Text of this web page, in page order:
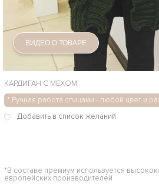
ВИДЕО О ТОВАРЕ
КАРДИГАН С МЕХОМ
* Ручная работа спицами - любой цвет и
*В составе премиум используется
европейских производителей